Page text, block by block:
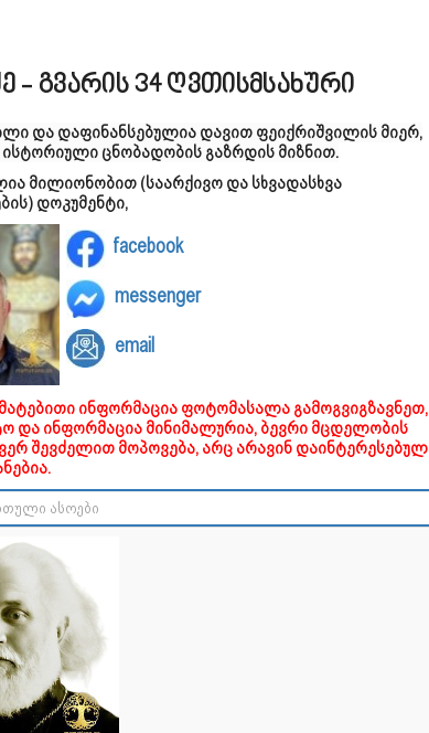
- გვარის 34 ღვთისმსახური
და დაფინანსებულია დავით ფეიქრიშვილის მიერ,
ცნობადობის გაზრდის მიზნით.
მილიონობით (საარქივო და სხვადასხვა
დოკუმენტი,
facebook
messenger
email
ინფორმაცია ფოტომასალა
და ინფორმაცია მინიმალურია, ბევრი მცდელობის
შევძელით მოპოვება, არც არავინ